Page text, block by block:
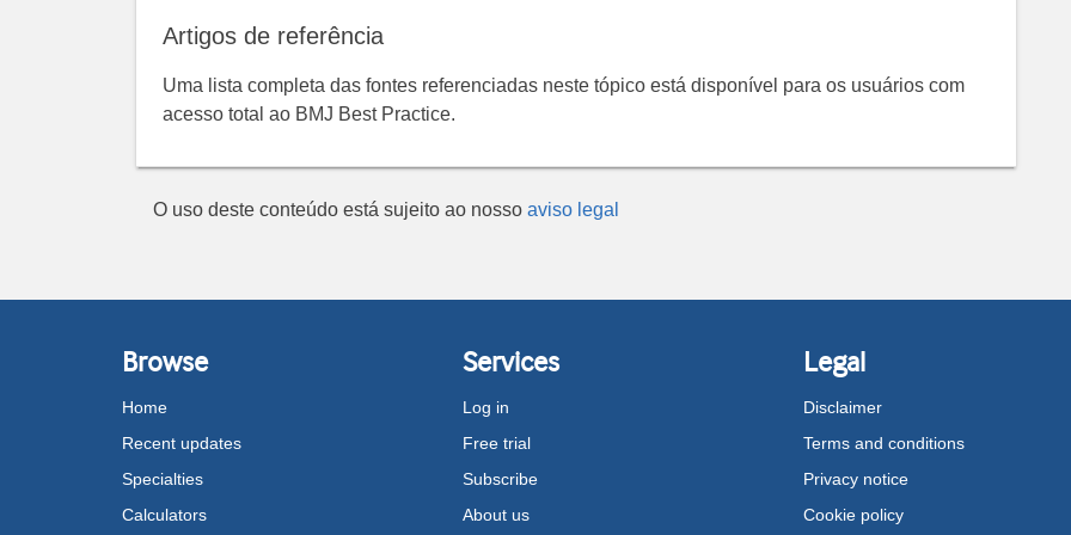
Artigos de referência
Uma lista completa das fontes referenciadas neste tópico está disponível para os usuários com
acesso total ao BMJ Best Practice.
O uso deste conteúdo está sujeito ao nosso aviso legal
Browse
Home
Recent updates
Specialties
Calculators
Services
Log in
Free trial
Subscribe
About us
Legal
Disclaimer
Terms and conditions
Privacy notice
Cookie policy